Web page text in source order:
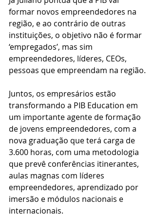
formar novos empreendedores na
região, e ao contrário de outras
instituições, o objetivo não é formar
‘empregados’, mas sim
empreendedores, líderes, CEOs,
pessoas que empreendam na região.
Juntos, os empresários estão
transformando a PIB Education em
um importante agente de formação
de jovens empreendedores, com a
nova graduação que terá carga de
3.600 horas, com uma metodologia
que prevê conferências itinerantes,
aulas magnas com líderes
empreendedores, aprendizado por
imersão e módulos nacionais e
internacionais.